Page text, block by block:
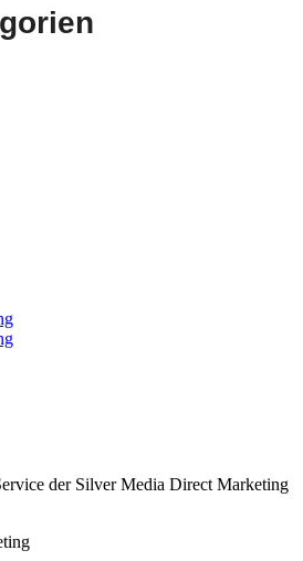
der Silver Media Direct Marketing